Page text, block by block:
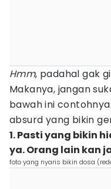
Hmm, padahal gak
Makanya, jangan
bawah ini
absurd yang bikin
1. Pasti yang bikin
ya. Orang lain kan
foto yang nyaris bikin dosa